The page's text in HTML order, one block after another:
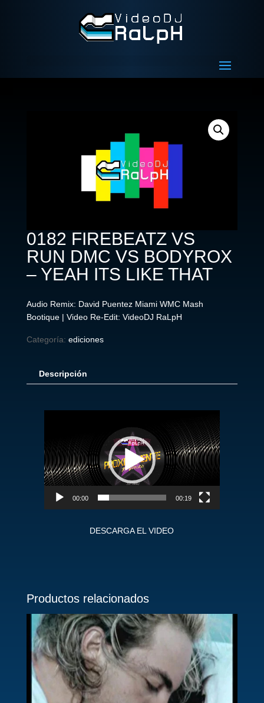
0182 FIREBEATZ VS
RUN DMC VS BODYROX
– YEAH ITS LIKE THAT
Audio Remix: David Puentez Miami WMC Mash
Bootique | Video Re-Edit: VideoDJ RaLpH
Categoría: ediciones
Descripción
00:00 00:19
DESCARGA EL VIDEO
Productos relacionados